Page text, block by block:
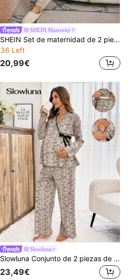
SHEIN Maternity
SHEIN Set de maternidad de 2 piezas con camiseta de manga corta con diseño de botones a rayas y pantalones con cintura ajustable
36 Left
20,99€
Slowluna
Slowluna Conjunto de 2 piezas de ropa interior para mujer con top de lactancia estampado integral y pantalones largos de cintura ajustable, estilo casual diario, pijama y ropa interior
23,49€